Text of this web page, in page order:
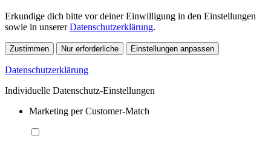
Erkundige dich bitte vor deiner Einwilligung in den Einstellungen
sowie in unsererDatenschutzerklärung.
Zustimmen Nur erforderliche Einstellungen anpassen
Datenschutzerklärung
Individuelle Datenschutz-Einstellungen
Marketing per Customer-Match